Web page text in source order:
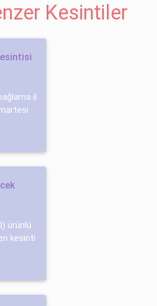
Kesintiler
il
ürünlü
kesinti